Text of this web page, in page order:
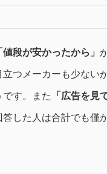
値段が安かったから」
つメーカーも少ない
す。また 「広告を
答した人は合計でも僅